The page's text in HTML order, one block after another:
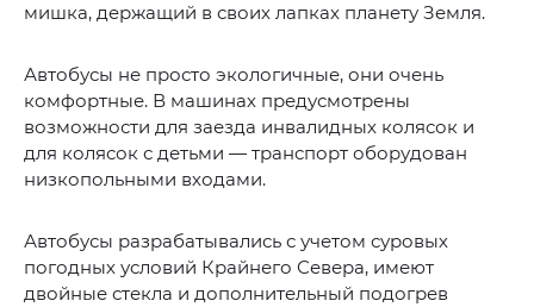
мишка, держащий в своих лапках планету Земля.
Автобусы не просто экологичные, они очень
комфортные. В машинах предусмотрены
возможности для заезда инвалидных колясок и
для колясок с детьми — транспорт оборудован
низкопольными входами.
Автобусы разрабатывались с учетом суровых
погодных условий Крайнего Севера, имеют
двойные стекла и дополнительный подогрев